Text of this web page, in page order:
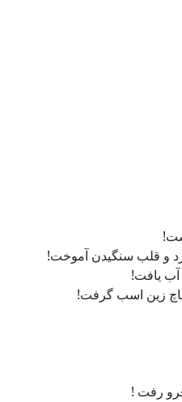
و قلب سنگیدن آموخت!
آب یافت!
زین اسب گرفت!
رفت !